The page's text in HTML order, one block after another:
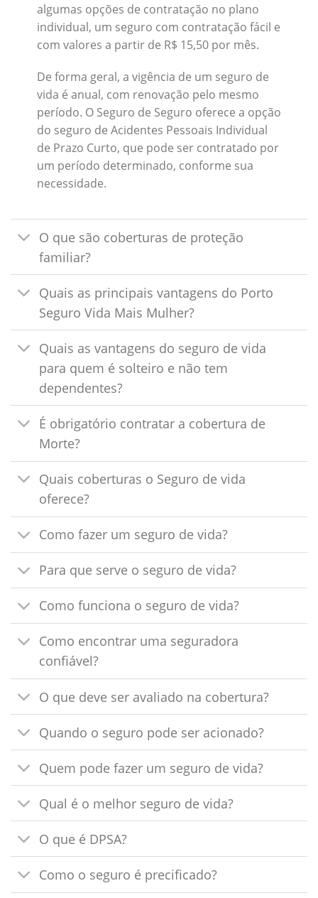
algumas opções de contratação no plano
individual, um seguro com contratação fácil e
com valores a partir de R$ 15,50 por mês.
De forma geral, a vigência de um seguro de
vida é anual, com renovação pelo mesmo
período. O Seguro de Seguro oferece a opção
do seguro de Acidentes Pessoais Individual
de Prazo Curto, que pode ser contratado por
um período determinado, conforme sua
necessidade.
O que são coberturas de proteção
familiar?
Quais as principais vantagens do Porto
Seguro Vida Mais Mulher?
Quais as vantagens do seguro de vida
para quem é solteiro e não tem
dependentes?
É obrigatório contratar a cobertura de
Morte?
Quais coberturas o Seguro de vida
oferece?
Como fazer um seguro de vida?
Para que serve o seguro de vida?
Como funciona o seguro de vida?
Como encontrar uma seguradora
confiável?
O que deve ser avaliado na cobertura?
Quando o seguro pode ser acionado?
Quem pode fazer um seguro de vida?
Qual é o melhor seguro de vida?
O que é DPSA?
Como o seguro é precificado?